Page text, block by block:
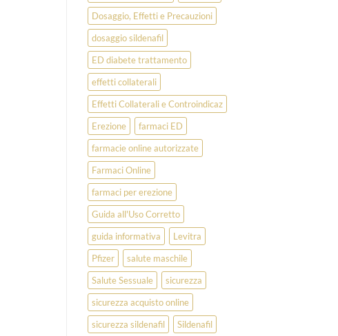
Dosaggio, Effetti e Precauzioni
dosaggio sildenafil
ED diabete trattamento
effetti collaterali
Effetti Collaterali e Controindicaz
Erezione
farmaci ED
farmacie online autorizzate
Farmaci Online
farmaci per erezione
Guida all'Uso Corretto
guida informativa
Levitra
Pfizer
salute maschile
Salute Sessuale
sicurezza
sicurezza acquisto online
sicurezza sildenafil
Sildenafil